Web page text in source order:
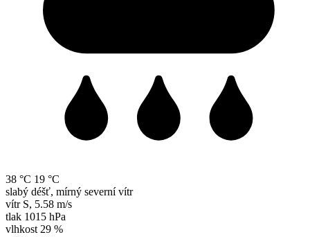
38 °C 19 °C
slabý déšť, mírný severní vítr
vítr S, 5.58 m/s
tlak 1015 hPa
vlhkost 29 %